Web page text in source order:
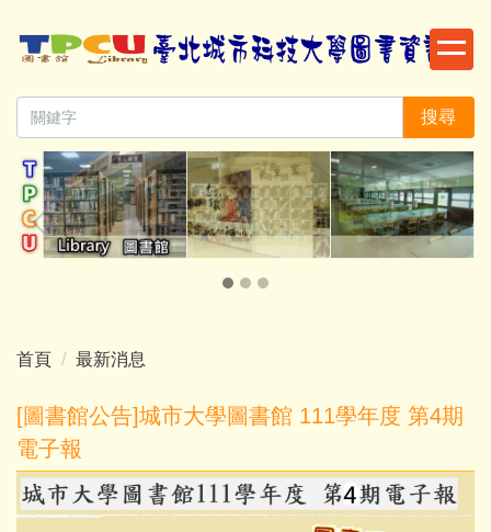
到
要
區
搜尋
首頁 最新消息
[圖書館公告]城市大學圖書館 111學年度 第4期
電子報